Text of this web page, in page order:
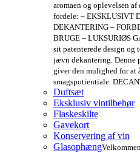
aromaen og oplevelsen
fordele: – EKSKLUSIVT
DEKANTERING –
BRUGE – LUKSURIØS
sit patenterede design
jævn dekantering. Denne
giver den mulighed for at
smagspotientiale.
Duftsæt
Eksklusiv vintilbehør
Flaskeskilte
Gavekort
Konservering af vin
Glasophæng